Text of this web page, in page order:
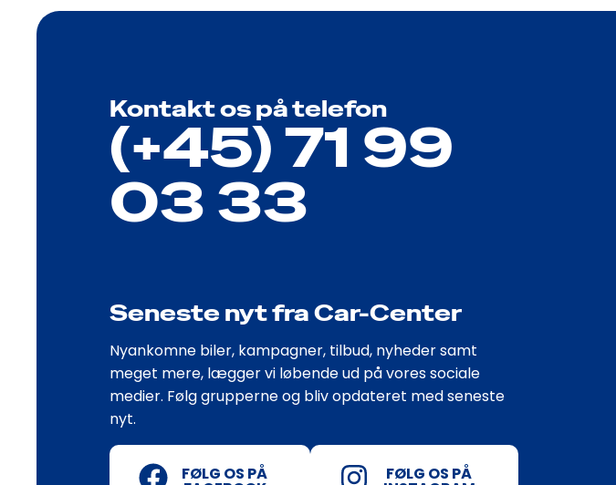
Kontakt os på telefon
(+45) 71 99
03 33
Seneste nyt fra Car-Center
Nyankomne biler, kampagner, tilbud, nyheder samt
meget mere, lægger vi løbende ud på vores sociale
medier. Følg grupperne og bliv opdateret med seneste
nyt.
FØLG OS PÅ FØLG OS PÅ